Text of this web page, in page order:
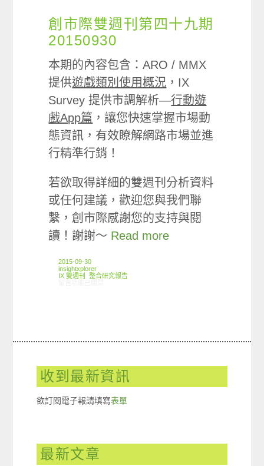
創市際雙週刊第四十九期
20150930
本期的內容包含：ARO / MMX
提供遊戲類別使用概況 ，IX
Survey 提供市調解析—行動遊
戲App篇 ，讓您快速掌握市場動
態資訊，有效瞭解網路市場並進
行精準行銷！
若欲取得詳細的雙週刊分析資料
或任何建議，歡迎您與我們聯
繫，創市際感謝您的支持與閱
讀！謝謝～ Read more
2015-09-30
insightxplorer
IX 雙週刊
,整合研究報告
收到最新資訊
欲訂閱電子報請填寫表單
最新文章